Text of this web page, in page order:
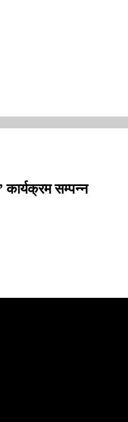
कार्यक्रम सम्पन्न